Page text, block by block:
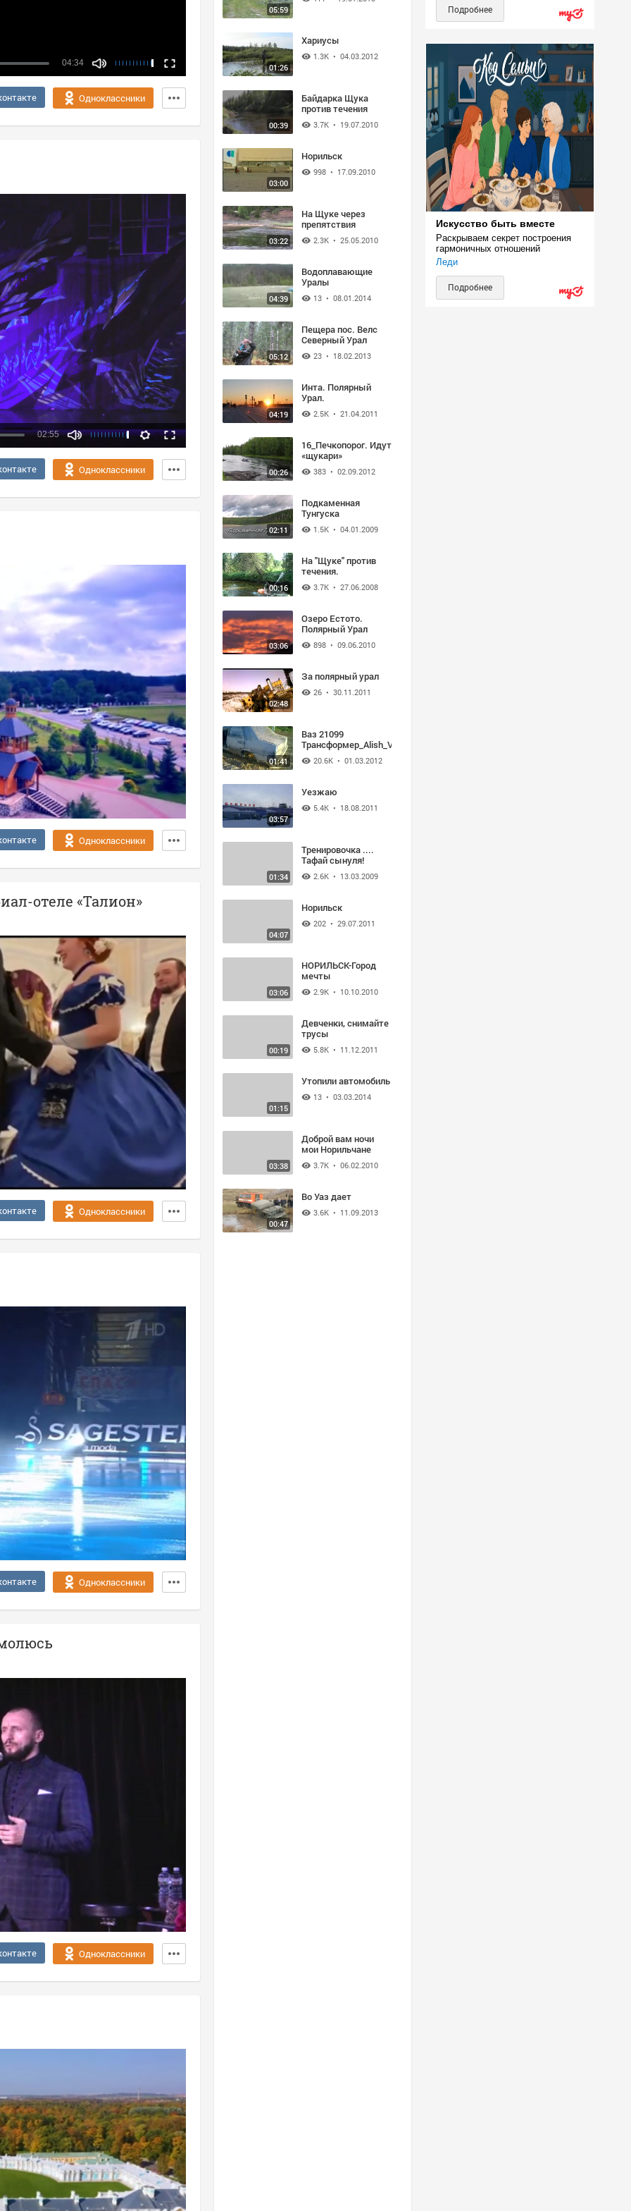
04:34
Одноклассники
Качество:
360p
720p
02:55
Одноклассники
Одноклассники
отеле «Талион»
Одноклассники
Одноклассники
Одноклассники
05:59
01:26
Хариусы
1.3K • 04.03.2012
00:39
Байдарка Щука
против течения
3.7K • 19.07.2010
03:00
Норильск
998 • 17.09.2010
03:22
На Щуке через
препятствия
2.3K • 25.05.2010
04:39
Водоплавающие
Уралы
13 • 08.01.2014
05:12
Пещера пос. Велс
Северный Урал
23 • 18.02.2013
04:19
Инта. Полярный
Урал.
2.5K • 21.04.2011
00:26
16_Печкопорог. Идут
«щукари»
383 • 02.09.2012
02:11
Подкаменная
Тунгуска
1.5K • 04.01.2009
00:16
На "Щуке" против
течения.
3.7K • 27.06.2008
03:06
Озеро Естото.
Полярный Урал
898 • 09.06.2010
02:48
За полярный урал
26 • 30.11.2011
01:41
Ваз 21099
Трансформер_Alish_Video
20.6K • 01.03.2012
03:57
Уезжаю
5.4K • 18.08.2011
01:34
Тренировочка ....
Тафай сынуля!
2.6K • 13.03.2009
04:07
Норильск
202 • 29.07.2011
03:06
НОРИЛЬСК-Город
мечты
2.9K • 10.10.2010
00:19
Девченки, снимайте
трусы
5.8K • 11.12.2011
01:15
Утопили автомобиль
13 • 03.03.2014
03:38
Доброй вам ночи
мои Норильчане
3.7K • 06.02.2010
00:47
Во Уаз дает
3.6K • 11.09.2013
Подробнее
Искусство быть вместе
Раскрываем секрет построения
гармоничных отношений
Леди
Подробнее